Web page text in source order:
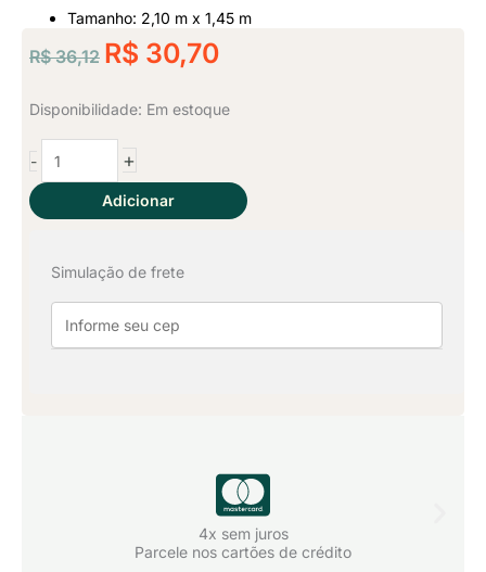
de
5
Tamanho: 2,10 m x 1,45 m
R$36,12
O
original
era:
R$ 36,12.
R$ 30,70
atual
Disponibilidade: Em estoque
-
Toalha
de
Mesa
Lugares
Preto
quantidade
+
Adicionar
Simulação de frete
4x sem juros
Parcele nos cartões de crédito